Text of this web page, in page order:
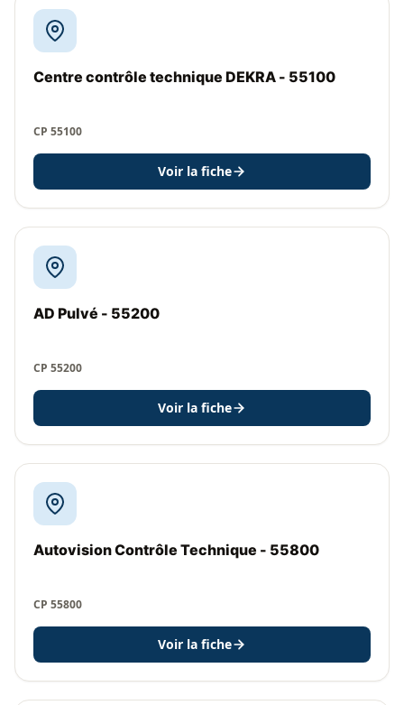
Centre contrôle technique DEKRA - 55100
CP 55100
Voir la fiche
AD Pulvé - 55200
CP 55200
Voir la fiche
Autovision Contrôle Technique - 55800
CP 55800
Voir la fiche